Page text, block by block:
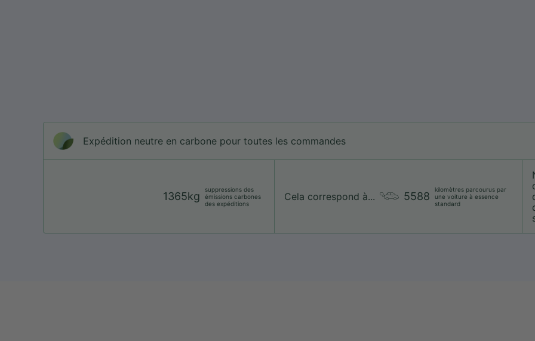
Expédition neutre en carbone pour toutes les commandes
1365kg
suppressions des
émissions carbones
des expéditions
Cela correspond à... 5588
kilomètres parcourus par
une voiture à essence
standard